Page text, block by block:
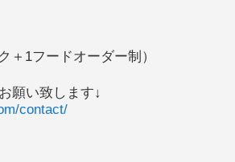
＋1フードオーダー制）
願い致します↓
contact/